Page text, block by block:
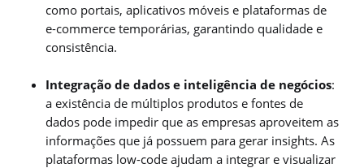
como portais, aplicativos móveis e plataformas de
e-commerce temporárias, garantindo qualidade e
consistência.
Integração de dados e inteligência de negócios:
a existência de múltiplos produtos e fontes de
dados pode impedir que as empresas aproveitem as
informações que já possuem para gerar insights. As
plataformas low-code ajudam a integrar e visualizar